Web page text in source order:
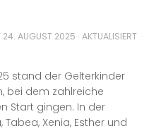
24. AUGUST 2025 · AKTUALISIERT
stand der Gelterkinder
bei dem zahlreiche
Start gingen. In der
Xenia, Esther und